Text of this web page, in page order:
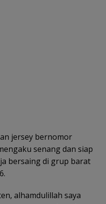
jersey bernomor
senang dan siap
bersaing di grup barat
alhamdulillah saya